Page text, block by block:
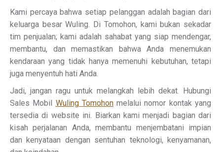
Kami percaya bahwa setiap pelanggan adalah bagian dari
keluarga besar Wuling. Di Tomohon, kami bukan sekadar
tim penjualan; kami adalah sahabat yang siap mendengar,
membantu, dan memastikan bahwa Anda menemukan
kendaraan yang tidak hanya memenuhi kebutuhan, tetapi
juga menyentuh hati Anda.
Jadi, jangan ragu untuk melangkah lebih dekat. Hubungi
Sales Mobil Wuling Tomohonmelalui nomor kontak yang
tersedia di website ini. Biarkan kami menjadi bagian dari
kisah perjalanan Anda, membantu menjembatani impian
dan kenyataan dengan sentuhan teknologi, kenyamanan,